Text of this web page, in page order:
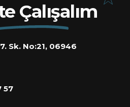
Çalışalım
Sk. No:21, 06946
57